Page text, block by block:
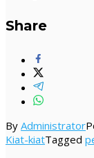
Share
By Administrator
Kiat-kiatTagged